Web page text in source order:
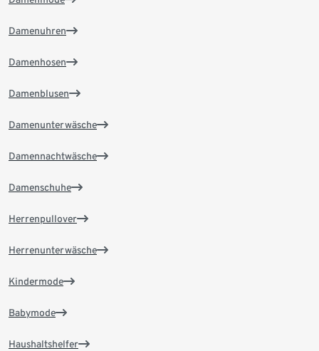
Damenuhren
Damenhosen
Damenblusen
Damenunterwäsche
Damennachtwäsche
Damenschuhe
Herrenpullover
Herrenunterwäsche
Kindermode
Babymode
Haushaltshelfer